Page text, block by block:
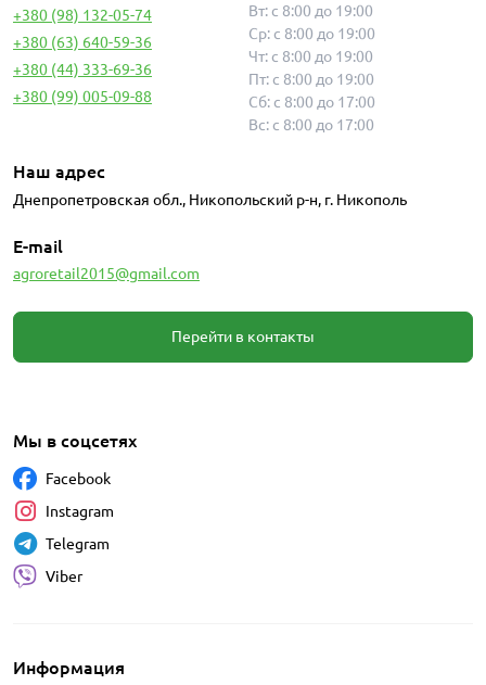
+380 (98) 132-05-74
+380 (63) 640-59-36
+380 (44) 333-69-36
+380 (99) 005-09-88
Вт: с 8:00 до 19:00
Ср: с 8:00 до 19:00
Чт: с 8:00 до 19:00
Пт: с 8:00 до 19:00
Сб: с 8:00 до 17:00
Вс: с 8:00 до 17:00
Наш адрес
Днепропетровская обл., Никопольский р-н, г. Никополь
E-mail
agroretail2015@gmail.com
Перейти в контакты
Информация
Мы в соцсетях
Facebook
Instagram
Telegram
Viber